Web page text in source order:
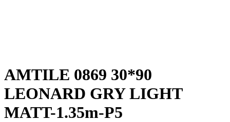
AMTILE 0869 30*90
LEONARD GRY LIGHT
MATT-1.35m-P5